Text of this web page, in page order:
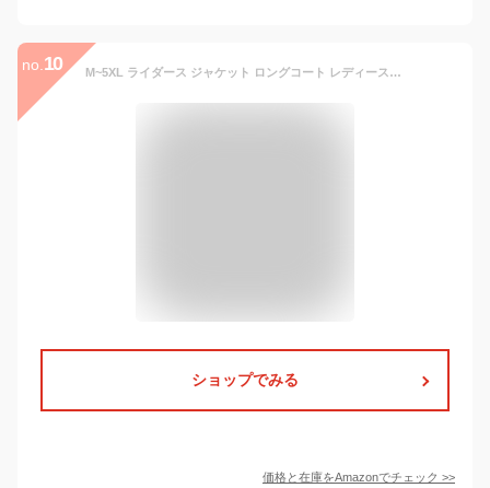
no. 10 M~5XL ライダース ジャケット ロングコート レディース 本革 ラムレザー 革ジャン ライダース アウター バイカー トレンチジャケット ブルゾン レザージャケット かっこいい ラムジャケット 革ジャケット アウター
ショップでみる
価格と在庫をAmazonでチェック >>